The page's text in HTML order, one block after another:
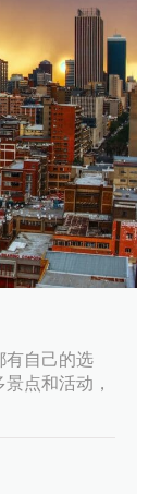
有自己的选
点和活动，